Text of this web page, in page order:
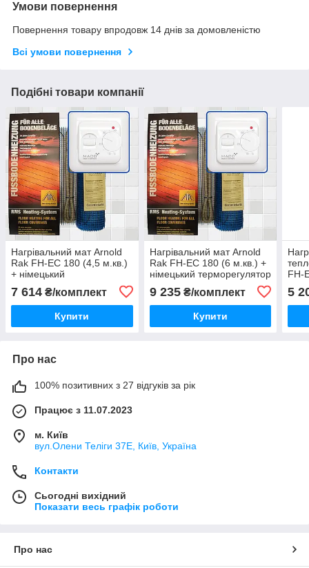
Умови повернення
Повернення товару впродовж 14 днів за домовленістю
Всі умови повернення
Подібні товари компанії
Нагрівальний мат Arnold
Rak FH-EC 180 (4,5 м.кв.)
+ німецький
TF1640 (КОМПЛЕКТ)
7 614 ₴/комплект
Купити
Нагрівальний мат Arnold
Rak FH-EC 180 (6 м.кв.) +
німецький терморегулятор
9 235₴/комплект
Купити
FH-
5
Про нас
100% позитивних з 27 відгуків за рік
Працює з 11.07.2023
м. Київ
вул.Олени Теліги 37Е, Київ, Україна
Контакти
Сьогодні вихідний
Показати весь графік роботи
Про нас